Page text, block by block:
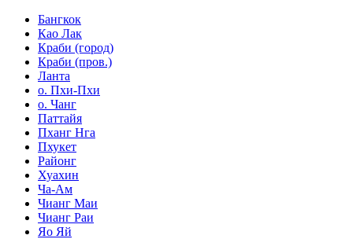
Бангкок
Као Лак
Краби (город)
Краби (пров.)
Ланта
о. Пхи-Пхи
о. Чанг
Паттайя
Пханг Нга
Пхукет
Районг
Хуахин
Ча-Ам
Чианг Маи
Чианг Раи
Яо Яй